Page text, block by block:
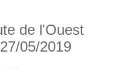
de l'Ouest
05/2019